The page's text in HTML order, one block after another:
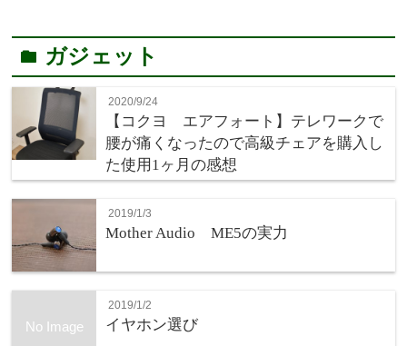
folder ガジェット
2020/9/24
【コクヨ エアフォート】テレワークで
腰が痛くなったので高級チェアを購入し
た使用1ヶ月の感想
2019/1/3
Mother Audio ME5の実力
No Image
2019/1/2
イヤホン選び